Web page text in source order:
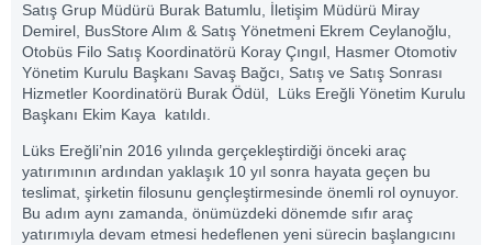
Satış Grup Müdürü Burak Batumlu, İletişim Müdürü Miray
Demirel, BusStore Alım & Satış Yönetmeni Ekrem Ceylanoğlu,
Otobüs Filo Satış Koordinatörü Koray Çıngıl, Hasmer Otomotiv
Yönetim Kurulu Başkanı Savaş Bağcı, Satış ve Satış Sonrası
Hizmetler Koordinatörü Burak Ödül, Lüks Ereğli Yönetim Kurulu
Başkanı Ekim Kaya katıldı.
Lüks Ereğli’nin 2016 yılında gerçekleştirdiği önceki araç
yatırımının ardından yaklaşık 10 yıl sonra hayata geçen bu
teslimat, şirketin filosunu gençleştirmesinde önemli rol oynuyor.
Bu adım aynı zamanda, önümüzdeki dönemde sıfır araç
yatırımıyla devam etmesi hedeflenen yeni sürecin başlangıcını